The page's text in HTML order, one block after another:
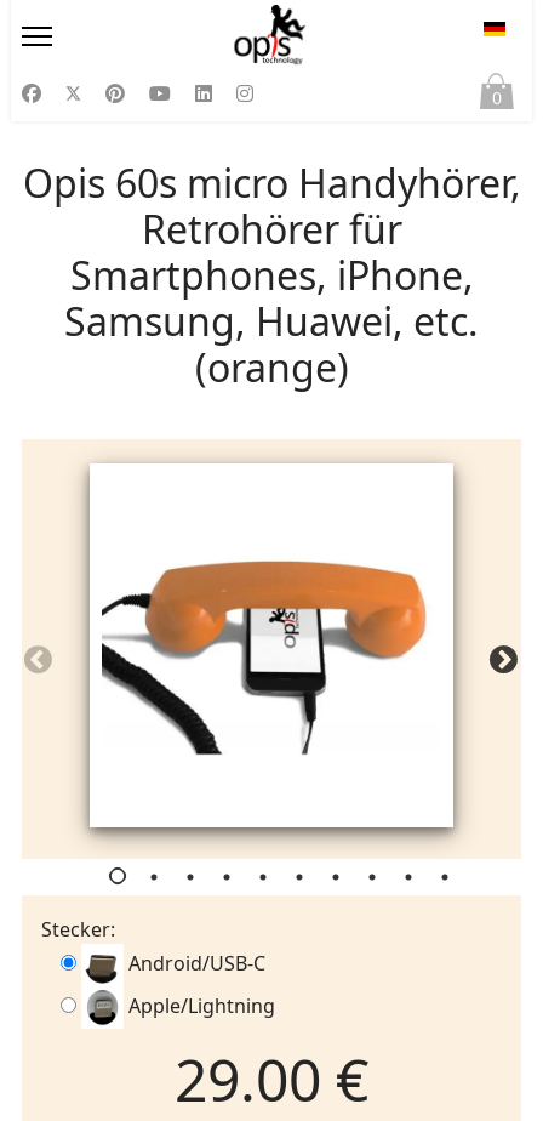
0
Opis 60s micro Handyhörer,
Retrohörer für
Smartphones, iPhone,
Samsung, Huawei, etc.
(orange)
Stecker:
Android/USB-C
Apple/Lightning
29.00 €